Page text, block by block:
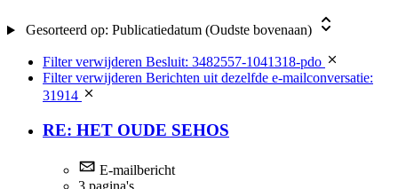
Gesorteerd op: Publicatiedatum (Oudste bovenaan)
Filter verwijderen Besluit: 3482557-1041318-pdo
Filter verwijderen Berichten uit dezelfde e-mailconversatie:
31914
RE: HET OUDE SEHOS
E-mailbericht
3 pagina's